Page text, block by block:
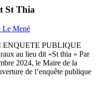
St Thia
Le Mené
ENQUETE PUBLIQUE
au lieu dit «St thia » Par
2024, le Maire de la
de l’enquête publique